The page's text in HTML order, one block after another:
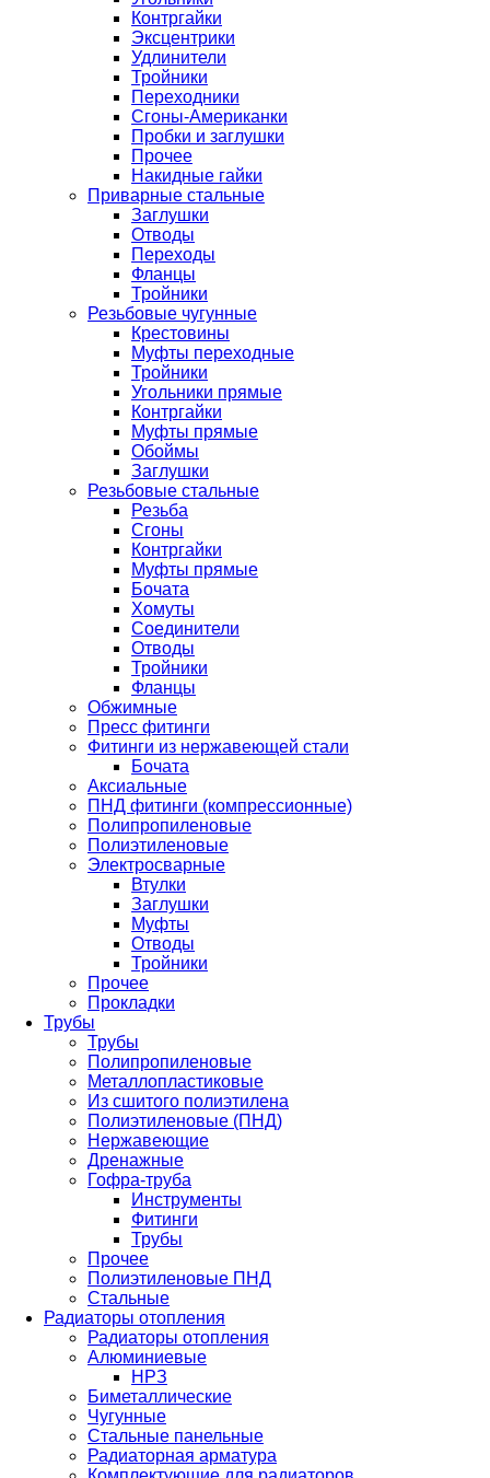
Контргайки
Эксцентрики
Удлинители
Тройники
Переходники
Сгоны-Американки
Пробки и заглушки
Прочее
Накидные гайки
Приварные стальные
Заглушки
Отводы
Переходы
Фланцы
Тройники
Резьбовые чугунные
Крестовины
Муфты переходные
Тройники
Угольники прямые
Контргайки
Муфты прямые
Обоймы
Заглушки
Резьбовые стальные
Резьба
Сгоны
Контргайки
Муфты прямые
Бочата
Хомуты
Соединители
Отводы
Тройники
Фланцы
Обжимные
Пресс фитинги
Фитинги из нержавеющей стали
Бочата
Аксиальные
ПНД фитинги (компрессионные)
Полипропиленовые
Полиэтиленовые
Электросварные
Втулки
Заглушки
Муфты
Отводы
Тройники
Прочее
Прокладки
Трубы
Трубы
Полипропиленовые
Металлопластиковые
Из сшитого полиэтилена
Полиэтиленовые (ПНД)
Нержавеющие
Дренажные
Гофра-труба
Инструменты
Фитинги
Трубы
Прочее
Полиэтиленовые ПНД
Стальные
Радиаторы отопления
Радиаторы отопления
Алюминиевые
НРЗ
Биметаллические
Чугунные
Стальные панельные
Радиаторная арматура